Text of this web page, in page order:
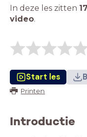
In deze les zitten
video.
Start les
Printen
Introductie